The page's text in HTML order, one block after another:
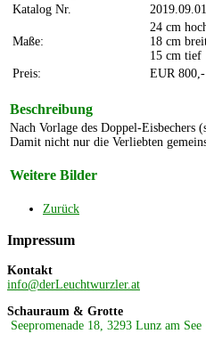
Katalog Nr.
Maße:
24 cm
18 cm
15 cm tief
Preis:
EUR 800,-
Beschreibung
Nach Vorlage des Doppel-Eisbechers
Damit nicht nur die Verliebten
Weitere Bilder
Zurück
Impressum
Kontakt
info@derLeuchtwurzler.at
Schauraum & Grotte
Seepromenade 18, 3293 Lunz am See